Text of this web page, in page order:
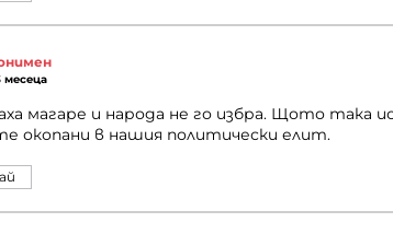
месеца
магаре и народа не го избра. Щото така
окопани в нашия политически елит.